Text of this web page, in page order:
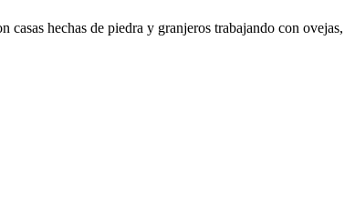
casas hechas de piedra y granjeros trabajando con ovejas,